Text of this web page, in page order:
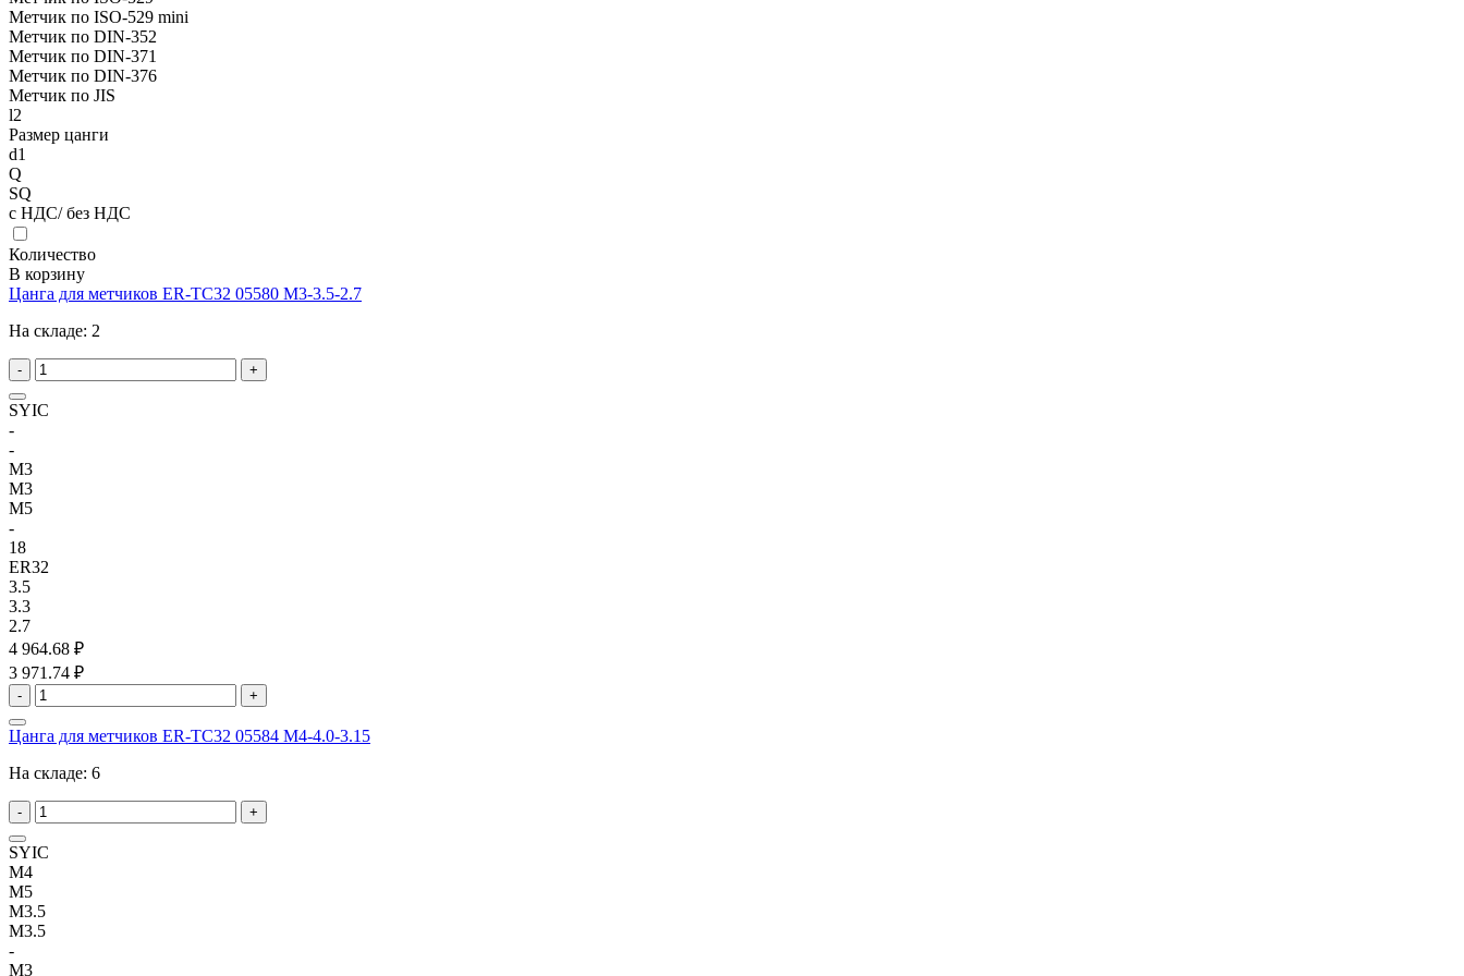
Метчик по ISO-529 mini
Метчик по DIN-352
Метчик по DIN-371
Метчик по DIN-376
Метчик по JIS
l2
Размер цанги
d1
Q
SQ
с НДС/ без НДС
Количество
В корзину
Цанга для метчиков ER-TC32 05580 M3-3.5-2.7
На складе: 2
- +
SYIC
-
-
M3
M3
M5
-
18
ER32
3.5
3.3
2.7
4 964.68 ₽
3 971.74 ₽
- +
Цанга для метчиков ER-TC32 05584 M4-4.0-3.15
На складе: 6
- +
SYIC
M4
M5
M3.5
M3.5
-
M3